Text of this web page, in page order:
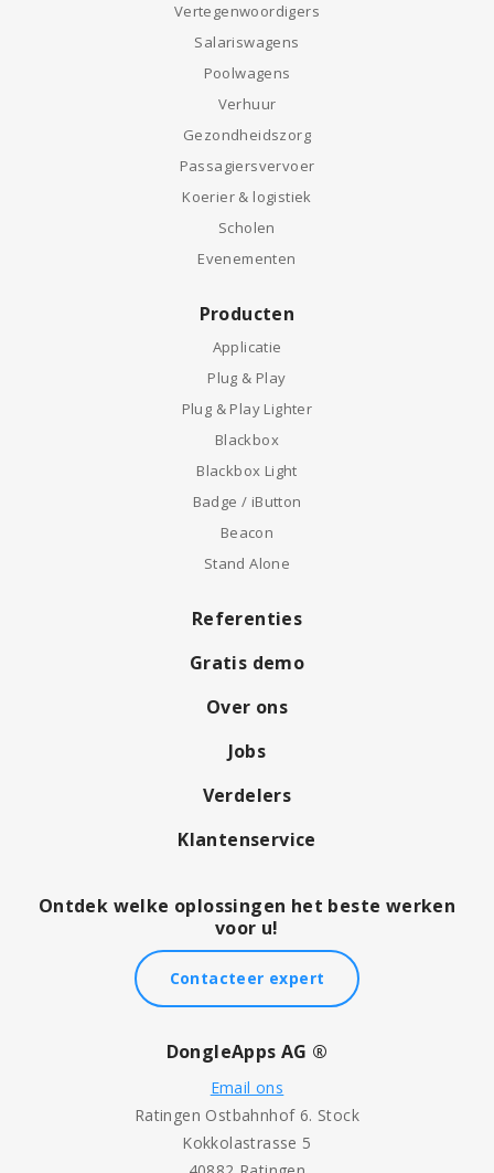
Vertegenwoordigers
Salariswagens
Poolwagens
Verhuur
Gezondheidszorg
Passagiersvervoer
Koerier & logistiek
Scholen
Evenementen
Producten
Applicatie
Plug & Play
Plug & Play Lighter
Blackbox
Blackbox Light
Badge / iButton
Beacon
Stand Alone
Referenties
Gratis demo
Over ons
Jobs
Verdelers
Klantenservice
Ontdek welke oplossingen het beste werken
voor u!
Contacteer expert
DongleApps AG ®
Email ons
Ratingen Ostbahnhof 6. Stock
Kokkolastrasse 5